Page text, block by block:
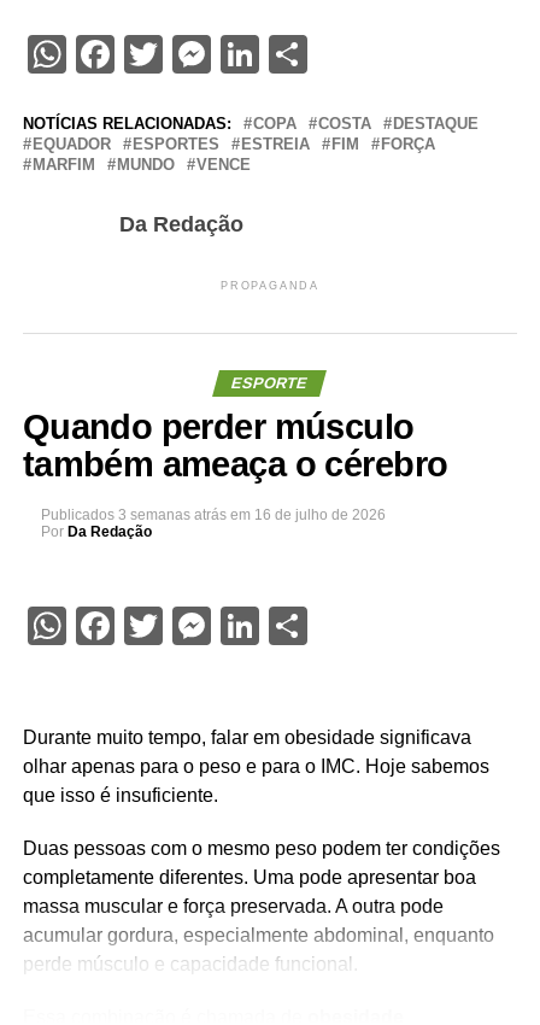
WhatsApp
Facebook
Twitter
Messenger
LinkedIn
Share
NOTÍCIAS RELACIONADAS: COPA COSTA
DESTAQUE
EQUADOR
ESPORTES ESTREIA FIM
FORÇA
MARFIM
MUNDO VENCE
Da Redação
PROPAGANDA
ESPORTE
Quando perder músculo
também ameaça o cérebro
Publicados 3 semanas atrás em 16 de julho de 2026
Por Da Redação
WhatsApp
Facebook
Twitter
Messenger
LinkedIn
Share
Durante muito tempo, falar em obesidade significava
olhar apenas para o peso e para o IMC. Hoje sabemos
que isso é insuficiente.
Duas pessoas com o mesmo peso podem ter condições
completamente diferentes. Uma pode apresentar boa
massa muscular e força preservada. A outra pode
acumular gordura, especialmente abdominal, enquanto
perde músculo e capacidade funcional.